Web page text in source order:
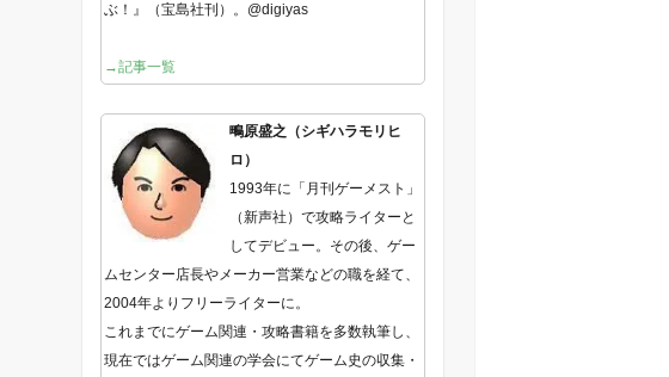
ぶ！』（宝島社刊）。@digiyas
→記事一覧
鴫原盛之（シギハラモリヒ
ロ）
1993年に「月刊ゲーメスト」
（新声社）で攻略ライターと
してデビュー。その後、ゲー
ムセンター店長やメーカー営業などの職を経て、
2004年よりフリーライターに。
これまでにゲーム関連・攻略書籍を多数執筆し、
現在ではゲーム関連の学会にてゲーム史の収集・